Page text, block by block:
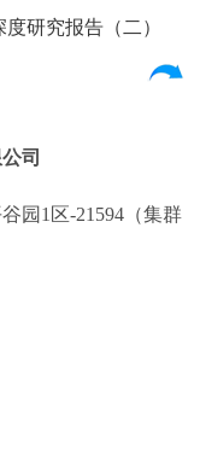
研究报告（二）
司
园1区-21594（集群